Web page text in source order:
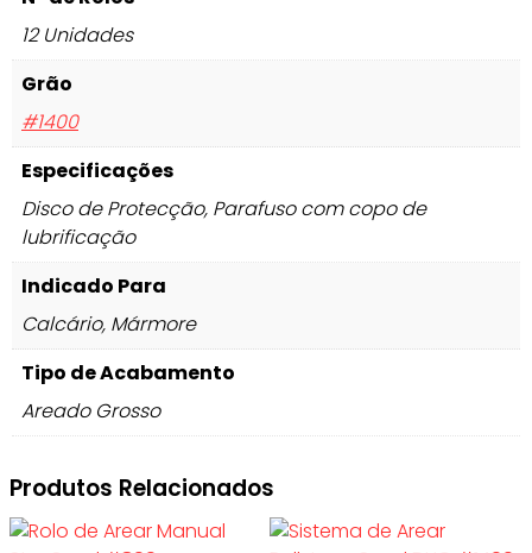
12 Unidades
Grão
#1400
Especificações
Disco de Protecção, Parafuso com copo de
lubrificação
Indicado Para
Calcário, Mármore
Tipo de Acabamento
Areado Grosso
Produtos Relacionados